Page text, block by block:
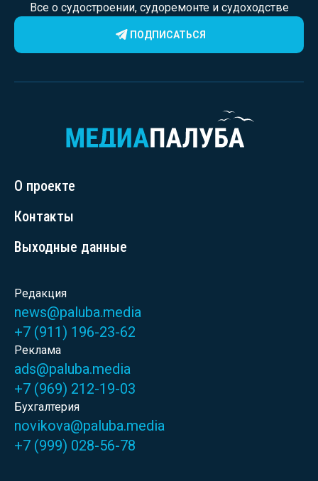
Все о судостроении, судоремонте и судоходстве
ПОДПИСАТЬСЯ
О проекте
Контакты
Выходные данные
Редакция
news@paluba.media
+7 (911) 196-23-62
Реклама
ads@paluba.media
+7 (969) 212-19-03
Бухгалтерия
novikova@paluba.media
+7 (999) 028-56-78